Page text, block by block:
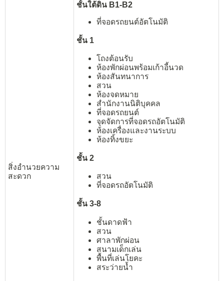
สิ่งอำนวยความ
สะดวก
ชั้นใต้ดิน B1-B2
ที่จอดรถยนต์อัตโนมัติ
ชั้น 1
โถงต้อนรับ
ห้องพักผ่อนพร้อมเก้าอี้นวด
ห้องสันทนาการ
สวน
ห้องจดหมาย
สำนักงานนิติบุคคล
ที่จอดรถยนต์
จุดจัดการที่จอดรถอัตโนมัติ
ห้องเครื่องและงานระบบ
ห้องทิ้งขยะ
ชั้น 2
สวน
ที่จอดรถอัตโนมัติ
ชั้น 3-8
ชั้นดาดฟ้า
สวน
ศาลาพักผ่อน
สนามเด็กเล่น
พื้นที่เล่นโยคะ
สระว่ายน้ำ